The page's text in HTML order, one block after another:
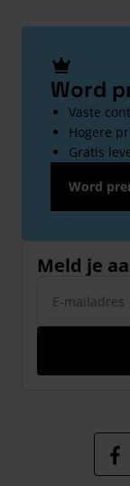
Word
Vaste
Hogere
Gratis
Word
Meld je